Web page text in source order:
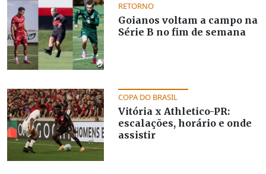
RETORNO
Goianos voltam a campo na
Série B no fim de semana
COPA DO BRASIL
Vitória x Athletico-PR:
escalações, horário e onde
assistir